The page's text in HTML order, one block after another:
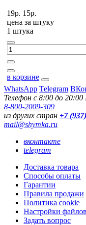
19р. 15р.
цена за штуку
1 штука
в корзине
WhatsApp Telegram
Телефон с 8:00 до
8-800-2009-309
из других стран +7
mail@shymka.ru
вконтакте
telegram
Доставка товара
Способы оплаты
Гарантии
Правила продажи
Политика cookie
Настройки
Задать вопрос